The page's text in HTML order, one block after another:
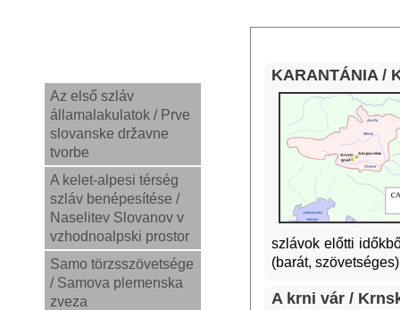
Az első szláv
államalakulatok / Prve
slovanske državne
tvorbe
A kelet-alpesi térség
szláv benépesítése /
Naselitev Slovanov v
vzhodnoalpski prostor
Samo törzsszövetsége
/ Samova plemenska
zveza
KARANTÁNIA /
szlávok előtti
(barát,
A krni vár /